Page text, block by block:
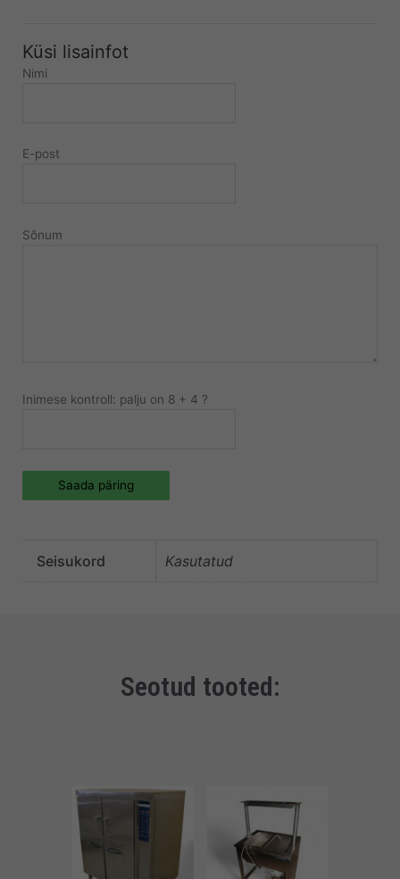
Küsi lisainfot
Nimi
E-post
Sõnum
Inimese kontroll: palju on 8 + 4 ?
Saada päring
Seisukord Kasutatud
Seotud tooted: